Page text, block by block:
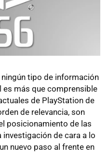
tipo de información
es más que comprensible
de PlayStation de
de relevancia, son
posicionamiento de las
investigación de cara a lo
nuevo paso al frente en